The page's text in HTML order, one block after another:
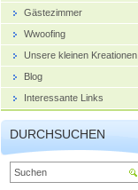
Gästezimmer
Wwoofing
Unsere kleinen Kreationen
Blog
Interessante Links
DURCHSUCHEN